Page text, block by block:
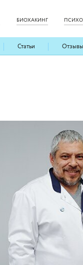
БИОХАКИНГ
Статьи Отзывы